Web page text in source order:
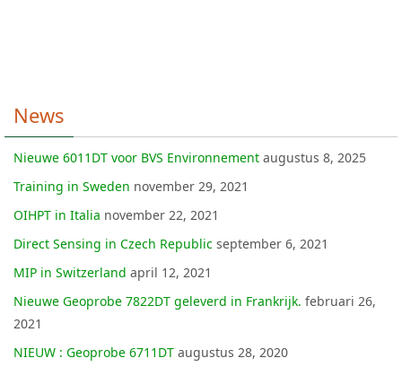
News
Nieuwe 6011DT voor BVS Environnement augustus 8, 2025
Training in Sweden november 29, 2021
OIHPT in Italia november 22, 2021
Direct Sensing in Czech Republic september 6, 2021
MIP in Switzerland april 12, 2021
Nieuwe Geoprobe 7822DT geleverd in Frankrijk. februari 26,
2021
NIEUW : Geoprobe 6711DT augustus 28, 2020